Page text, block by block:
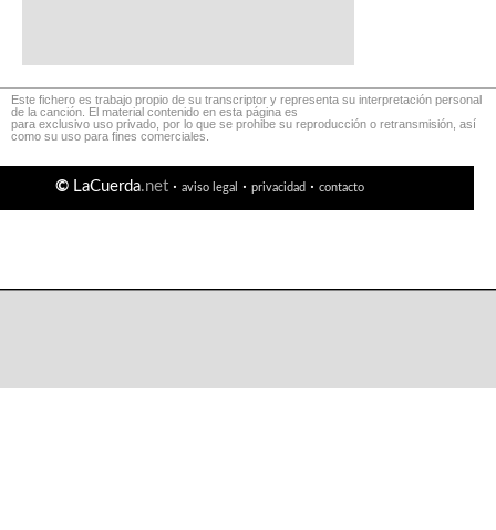
Este fichero es trabajo propio de su transcriptor y representa su interpretación personal
de la canción. El material contenido en esta página es
para exclusivo uso privado, por lo que se prohibe su reproducción o retransmisión, así
como su uso para fines comerciales.
© LaCuerda.net · aviso legal · privacidad · contacto